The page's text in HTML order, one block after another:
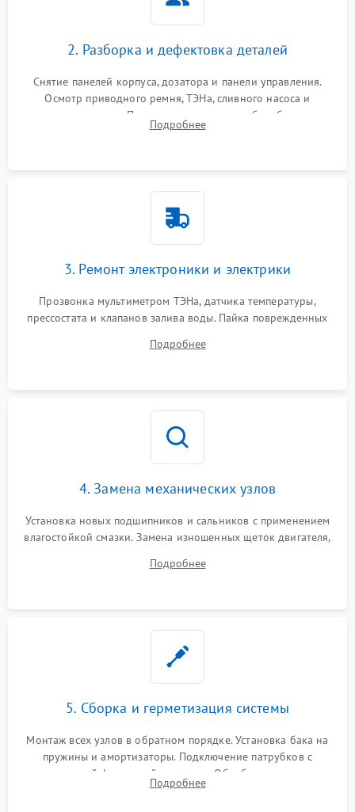
2. Разборка и дефектовка деталей
Снятие панелей корпуса, дозатора и панели управления.
Осмотр приводного ремня, ТЭНа, сливного насоса и
амортизаторов. Проверка подшипников барабана и
крестовины на износ, а манжеты люка на разрывы.
Подробнее
3. Ремонт электроники и электрики
Прозвонка мультиметром ТЭНа, датчика температуры,
прессостата и клапанов залива воды. Пайка поврежденных
Восстановление целостности проводки и контактов.
Подробнее
4. Замена механических узлов
Установка новых подшипников и сальников с применением
влагостойкой смазки. Замена изношенных щеток двигателя,
или поврежденной резиновой манжеты.
Подробнее
5. Сборка и герметизация системы
Монтаж всех узлов в обратном порядке. Установка бака на
пружины и амортизаторы. Подключение патрубков с
надежной фиксацией хомутами. Обработка стыков
герметиком для предотвращения возможных протечек воды.
Подробнее